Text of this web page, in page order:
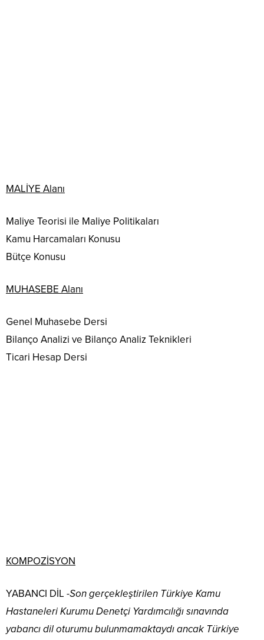
MALİYE Alanı
Maliye Teorisi ile Maliye Politikaları
Kamu Harcamaları Konusu
Bütçe Konusu
MUHASEBE Alanı
Genel Muhasebe Dersi
Bilanço Analizi ve Bilanço Analiz Teknikleri
Ticari Hesap Dersi
KOMPOZİSYON
YABANCI DİL -Son gerçekleştirilen Türkiye Kamu
Hastaneleri Kurumu Denetçi Yardımcılığı sınavında
yabancı dil oturumu bulunmamaktaydı ancak Türkiye